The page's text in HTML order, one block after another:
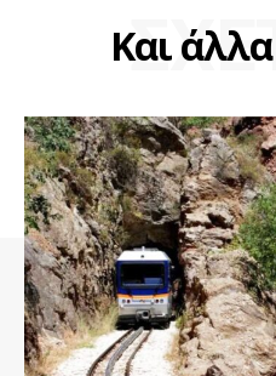
Και